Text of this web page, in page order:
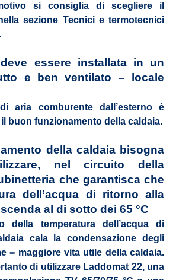
si consiglia di scegliere il
sezione Tecnici e termotecnici
essere installata in un
e ben ventilato – locale
di aria comburente dall’esterno è
buon funzionamento della caldaia.
della caldaia bisogna
nel circuito della
che garantisca che
dell’acqua di ritorno alla
al di sotto dei 65 °C
della temperatura dell’acqua di
cala la condensazione degli
= maggiore vita utile della caldaia.
di utilizzare Laddomat 22, una